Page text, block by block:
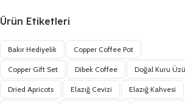
Genel
Ürün Etiketleri
Bakır Hediyelik Copper Coffee Pot
Copper Gift Set Dibek Coffee Doğal Kuru
Dried Apricots Elazığ Cevizi Elazığ Kahvesi